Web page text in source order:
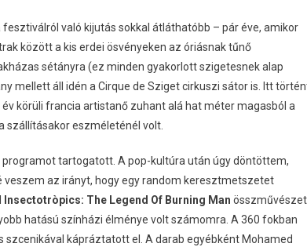
való kijutás sokkal átláthatóbb – pár éve, amikor
között a kis erdei ösvényeken az óriásnak tűnő
sétányra (ez minden gyakorlott szigetesnek alap
mellett áll idén a Cirque de Sziget cirkuszi sátor is. Itt
körüli francia artistanő zuhant alá hat méter magasból a
szállításakor eszméleténél volt.
tartogatott. A pop-kultúra után úgy döntöttem,
veszem az irányt, hogy egy random keresztmetszetet
Insectotròpics: The Legend Of Burning Man
hatású színházi élménye volt számomra. A 360 fokban
kápráztatott el. A darab egyébként Mohamed